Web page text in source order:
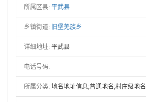
所属区县: 平武县
乡镇街道: 旧堡羌族乡
详细地址: 平武县
电话号码:
所属分类: 地名地址信息;普通地名;村庄级地名